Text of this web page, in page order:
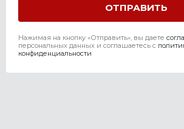
Нажимая на кнопку «Отправить», вы даете
персональных данных и соглашаетесь c
конфиденциальности